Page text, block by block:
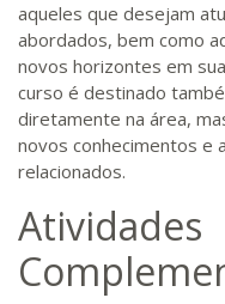
aqueles que desejam
abordados, bem como
novos horizontes em
curso é destinado
diretamente na área,
novos conhecimentos e
relacionados.
Atividades